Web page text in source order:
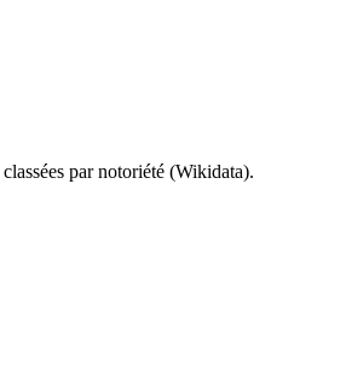
classées par notoriété (Wikidata).